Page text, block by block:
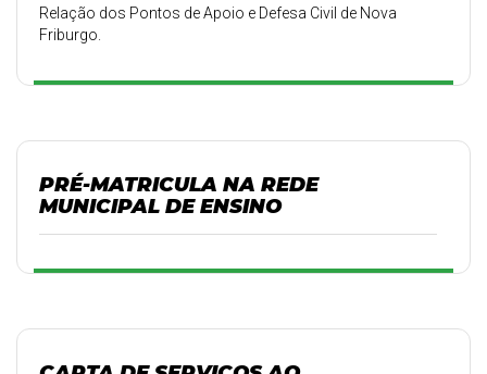
Relação dos Pontos de Apoio e Defesa Civil de Nova
Friburgo.
PRÉ-MATRICULA NA REDE
MUNICIPAL DE ENSINO